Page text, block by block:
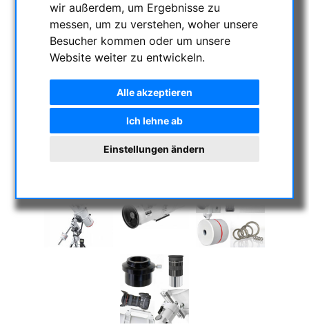
wir außerdem, um Ergebnisse zu
messen, um zu verstehen, woher unsere
Besucher kommen oder um unsere
Website weiter zu entwickeln.
Alle akzeptieren
Ich lehne ab
Einstellungen ändern